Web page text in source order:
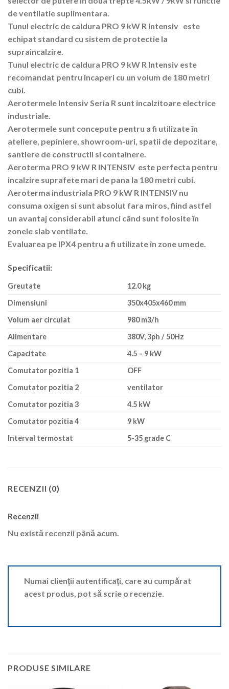
de ventilatie suplimentara.
Tunul electric de caldura PRO 9 kW R Intensiv este
echipat standard cu sistem de protectie la
supraincalzire.
Tunul electric de caldura PRO 9 kW R Intensiv este
recomandat pentru incaperi cu un volum de 180 metri
cubi.
Aerotermele Intensiv Seria R sunt incalzitoare electrice
industriale.
Aerotermele sunt concepute pentru a fi utilizate în
ateliere, pepiniere, showroom-uri, spatii de depozitare,
santiere de constructii si containere.
Aeroterma PRO 9 kW R INTENSIV este perfecta pentru
incalzire suprafete mari de pana la 180 metri cubi.
Aeroterma industriala PRO 9 kW R INTENSIV nu
consuma oxigen si sunt absolut fara miros, fiind astfel
un avantaj considerabil atunci când sunt folosite în
zonele slab ventilate.
Evaluarea pe IPX4 pentru a fi utilizate în zone umede.
Specificatii:
Greutate
12.0 kg
Dimensiuni
350x405x460 mm
Volum aer circulat
980 m3/h
Alimentare
380V, 3ph / 50Hz
Capacitate
4.5 – 9 kW
Comutator pozitia 1
OFF
Comutator pozitia 2
ventilator
Comutator pozitia 3
4.5 kW
Comutator pozitia 4
9 kW
Interval termostat
5-35 grade C
RECENZII (0)
Recenzii
Nu există recenzii până acum.
Numai clienții autentificați, care au cumpărat
acest produs, pot să scrie o recenzie.
PRODUSE SIMILARE